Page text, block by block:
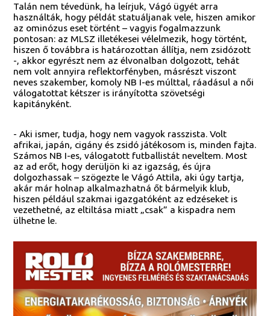
Talán nem tévedünk, ha leírjuk, Vágó ügyét arra
használták, hogy példát statuáljanak vele, hiszen amikor
az ominózus eset történt – vagyis fogalmazzunk
pontosan: az MLSZ illetékesei vélelmezik, hogy történt,
hiszen ő továbbra is határozottan állítja, nem zsidózott
-, akkor egyrészt nem az élvonalban dolgozott, tehát
nem volt annyira reflektorfényben, másrészt viszont
neves szakember, komoly NB I-es múlttal, ráadásul a női
válogatottat kétszer is irányította szövetségi
kapitányként.
- Aki ismer, tudja, hogy nem vagyok rasszista. Volt
afrikai, japán, cigány és zsidó játékosom is, minden fajta.
Számos NB I-es, válogatott futballistát neveltem. Most
az ad erőt, hogy derüljön ki az igazság, és újra
dolgozhassak – szögezte le Vágó Attila, aki úgy tartja,
akár már holnap alkalmazhatná őt bármelyik klub,
hiszen például szakmai igazgatóként az edzéseket is
vezethetné, az eltiltása miatt „csak” a kispadra nem
ülhetne le.